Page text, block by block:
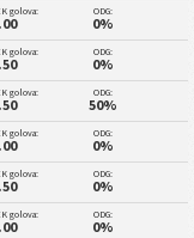
golova: ODG:
0%
golova: ODG:
0%
golova: ODG:
50%
golova: ODG:
0%
golova: ODG:
0%
golova: ODG:
0%